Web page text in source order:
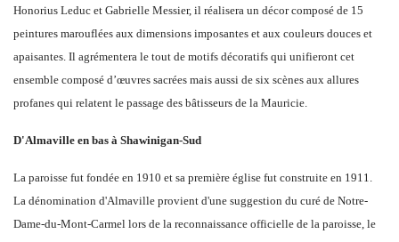
Honorius Leduc et Gabrielle Messier, il réalisera un décor composé de 15
peintures marouflées aux dimensions imposantes et aux couleurs douces et
apaisantes. Il agrémentera le tout de motifs décoratifs qui unifieront cet
ensemble composé d’œuvres sacrées mais aussi de six scènes aux allures
profanes qui relatent le passage des bâtisseurs de la Mauricie.
D'Almaville en bas à Shawinigan-Sud
La paroisse fut fondée en 1910 et sa première église fut construite en 1911.
La dénomination d'Almaville provient d'une suggestion du curé de Notre-
Dame-du-Mont-Carmel lors de la reconnaissance officielle de la paroisse, le